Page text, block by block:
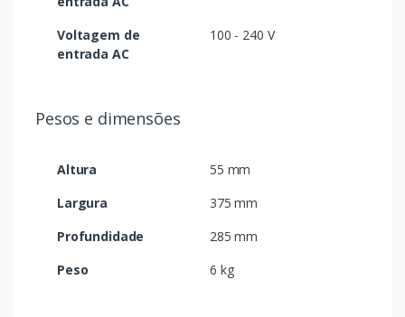
Voltagem de
entrada AC
100 - 240 V
Pesos e dimensões
Altura
55 mm
Largura
375 mm
Profundidade
285 mm
Peso
6 kg